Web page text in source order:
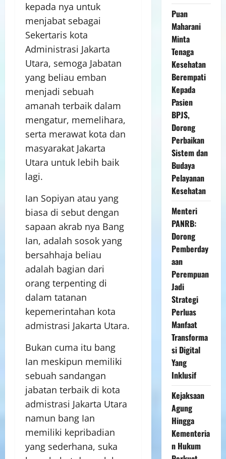
kepada nya untuk
menjabat sebagai
Sekertaris kota
Administrasi Jakarta
Utara, semoga Jabatan
yang beliau emban
menjadi sebuah
amanah terbaik dalam
mengatur, memelihara,
serta merawat kota dan
masyarakat Jakarta
Utara untuk lebih baik
lagi.
Ian Sopiyan atau yang
biasa di sebut dengan
sapaan akrab nya Bang
Ian, adalah sosok yang
bersahhaja beliau
adalah bagian dari
orang terpenting di
dalam tatanan
kepemerintahan kota
admistrasi Jakarta Utara.
Bukan cuma itu bang
Ian meskipun memiliki
sebuah sandangan
jabatan terbaik di kota
admistrasi Jakarta Utara
namun bang Ian
memiliki kepribadian
yang sederhana, suka
Puan
Maharani
Minta
Tenaga
Kesehatan
Berempati
Kepada
Pasien
BPJS,
Dorong
Perbaikan
Sistem dan
Budaya
Pelayanan
Kesehatan
Menteri
PANRB:
Dorong
Pemberday
aan
Perempuan
Jadi
Strategi
Perluas
Manfaat
Transforma
si Digital
Yang
Inklusif
Kejaksaan
Agung
Hingga
Kementeria
n Hukum